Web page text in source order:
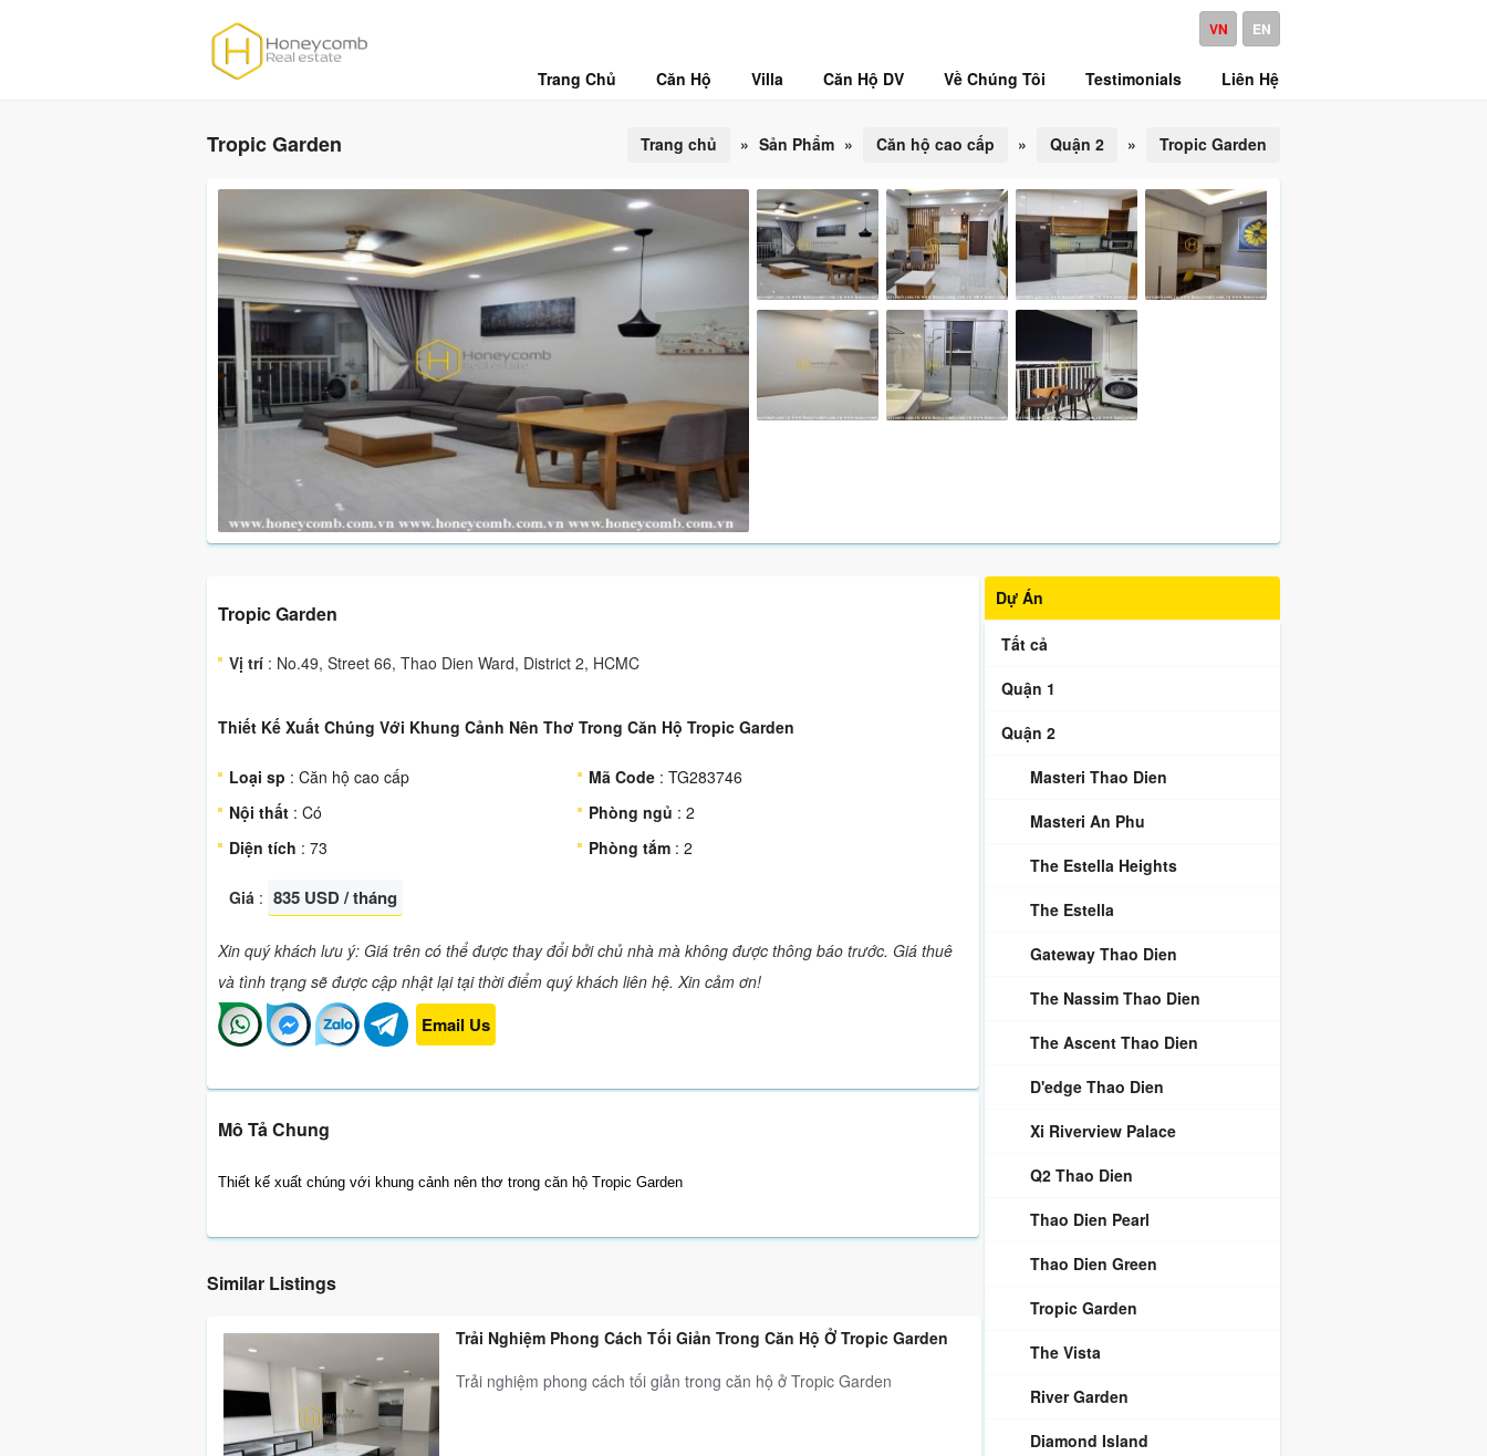
VN EN
Trang Chủ Căn Hộ Villa Căn Hộ DV Về Chúng Tôi Testimonials Liên Hệ
Tropic Garden Trang chủ » Sản Phẩm » Căn hộ cao cấp » Quận 2 » Tropic Garden
Tropic Garden
Vị trí : No.49, Street 66, Thao Dien Ward, District 2, HCMC
Thiết Kế Xuất Chúng Với Khung Cảnh Nên Thơ Trong Căn Hộ Tropic Garden
Loại sp : Căn hộ cao cấp Mã Code : TG283746
Nội thất : Có Phòng ngủ : 2
Diện tích : 73 Phòng tắm : 2
Giá : 835 USD / tháng
Xin quý khách lưu ý: Giá trên có thể được thay đổi bởi chủ nhà mà không được thông báo trước. Giá thuê
và tình trạng sẽ được cập nhật lại tại thời điểm quý khách liên hệ. Xin cảm ơn!
Email Us
Mô Tả Chung
Thiết kế xuất chúng với khung cảnh nên thơ trong căn hộ Tropic Garden
Similar Listings
Trải Nghiệm Phong Cách Tối Giản Trong Căn Hộ Ở Tropic Garden
Trải nghiệm phong cách tối giản trong căn hộ ở Tropic Garden
Dự Án
Tất cả
Quận 1
Quận 2
Masteri Thao Dien
Masteri An Phu
The Estella Heights
The Estella
Gateway Thao Dien
The Nassim Thao Dien
The Ascent Thao Dien
D'edge Thao Dien
Xi Riverview Palace
Q2 Thao Dien
Thao Dien Pearl
Thao Dien Green
Tropic Garden
The Vista
River Garden
Diamond Island